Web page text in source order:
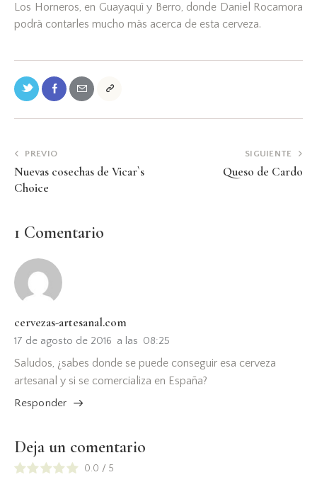
Los Horneros, en Guayaquì y Berro, donde Daniel Rocamora
podrà contarles mucho màs acerca de esta cerveza.
PREVIO
Nuevas cosechas de Vicar`s
Choice
SIGUIENTE
Queso de Cardo
1 Comentario
cervezas-artesanal.com
17 de agosto de 2016 a las 08:25
Saludos, ¿sabes donde se puede conseguir esa cerveza
artesanal y si se comercializa en España?
Responder
Deja un comentario
0.0 / 5